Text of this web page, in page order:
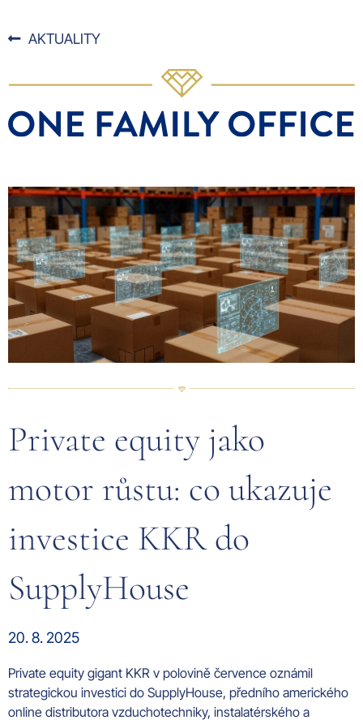
AKTUALITY
Private equity jako
motor růstu: co ukazuje
investice KKR do
SupplyHouse
20. 8. 2025
Private equity gigant KKR v polovině července oznámil
strategickou investici do SupplyHouse, předního amerického
online distributora vzduchotechniky, instalatérského a